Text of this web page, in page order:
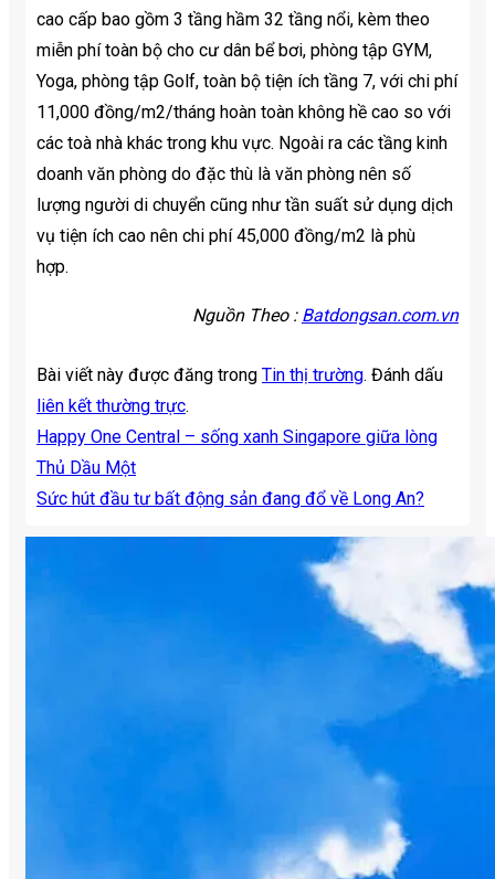
cao cấp bao gồm 3 tầng hầm 32 tầng nổi, kèm theo
miễn phí toàn bộ cho cư dân bể bơi, phòng tập GYM,
Yoga, phòng tập Golf, toàn bộ tiện ích tầng 7, với chi phí
11,000 đồng/m2/tháng hoàn toàn không hề cao so với
các toà nhà khác trong khu vực. Ngoài ra các tầng kinh
doanh văn phòng do đặc thù là văn phòng nên số
lượng người di chuyển cũng như tần suất sử dụng dịch
vụ tiện ích cao nên chi phí 45,000 đồng/m2 là phù
hợp.
Nguồn Theo : Batdongsan.com.vn
Bài viết này được đăng trong Tin thị trường. Đánh dấu
liên kết thường trực.
Happy One Central – sống xanh Singapore giữa lòng
Thủ Dầu Một
Sức hút đầu tư bất động sản đang đổ về Long An?